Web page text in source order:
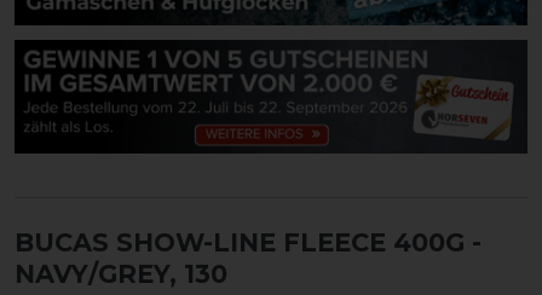
BUCAS SHOW-LINE FLEECE 400G -
NAVY/GREY, 130